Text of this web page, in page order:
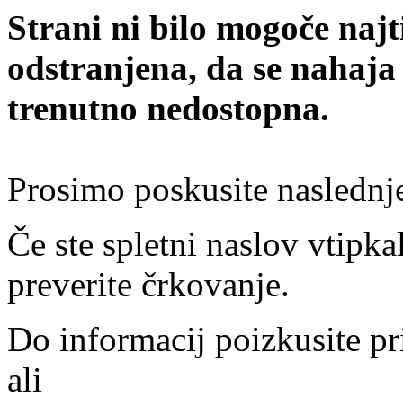
Strani ni bilo mogoče
odstranjena, da se
trenutno nedostopna.
Prosimo poskusite
Če ste spletni naslov
preverite črkovanje.
Do informacij poizkusite
ali